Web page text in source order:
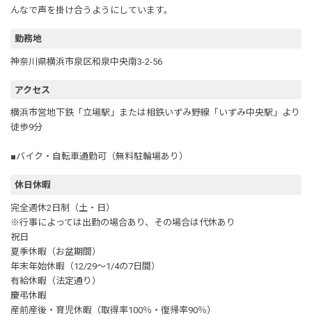
んなで声を掛け合うようにしています。
勤務地
神奈川県横浜市泉区和泉中央南3-2-56
アクセス
横浜市営地下鉄「立場駅」または相鉄いずみ野線「いずみ中央駅」より
徒歩9分
■バイク・自転車通勤可（無料駐輪場あり）
休日休暇
完全週休2日制（土・日）
※行事によっては出勤の場合あり、その場合は代休あり
祝日
夏季休暇（お盆期間）
年末年始休暇（12/29～1/4の7日間）
有給休暇（法定通り）
慶弔休暇
産前産後・育児休暇（取得率100％・復帰率90％）